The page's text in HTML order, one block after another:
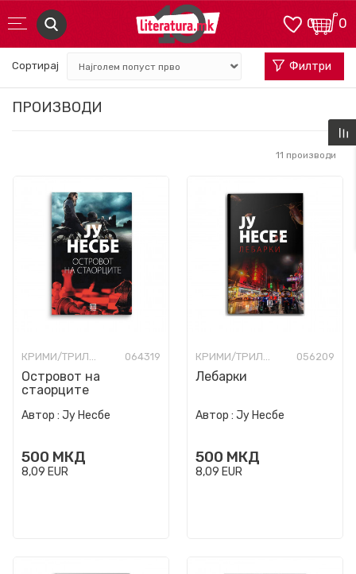
0
0
ПРОИЗВОДИ
Сортирај Филтри
11 производи
КРИМИ/ТРИЛЕР 064319
Островот на
стаорците
Автор : Ју Несбе
500 МКД
8,09 EUR
КРИМИ/ТРИЛЕР 056209
Лебарки
Автор : Ју Несбе
500 МКД
8,09 EUR